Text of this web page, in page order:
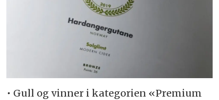
• Gull og vinner i kategorien «Premium